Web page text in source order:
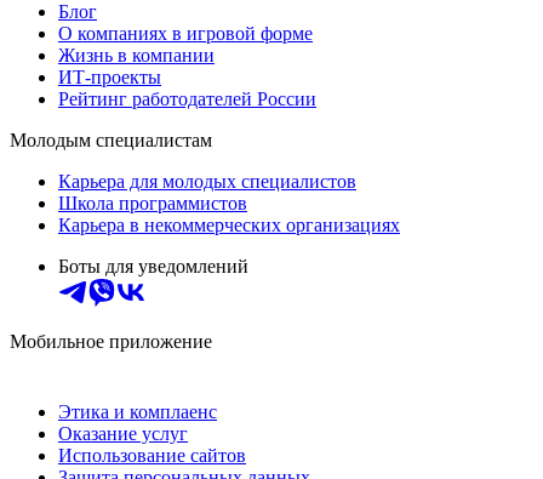
Блог
О компаниях в игровой форме
Жизнь в компании
ИТ-проекты
Рейтинг работодателей России
Молодым специалистам
Карьера для молодых специалистов
Школа программистов
Карьера в некоммерческих организациях
Боты для уведомлений
Мобильное приложение
Этика и комплаенс
Оказание услуг
Использование сайтов